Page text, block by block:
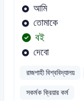
আমি
তোমাকে
বই
দেবো
রাজশাহী বিশ্ববিদ্যালয়
সকর্মক ক্রিয়ার কর্ম